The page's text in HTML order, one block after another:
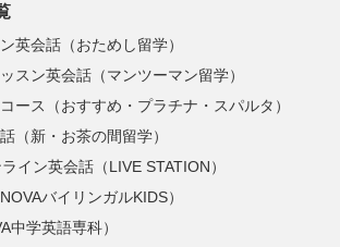
英会話（おためし留学）
スン英会話（マンツーマン留学）
ース（おすすめ・プラチナ・スパルタ）
（新・お茶の間留学）
イン英会話（LIVE STATION）
バイリンガルKIDS）
中学英語専科）